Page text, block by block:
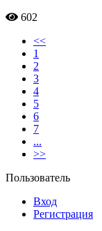
602
<<
1
2
3
4
5
6
7
...
>>
Пользователь
Вход
Регистрация